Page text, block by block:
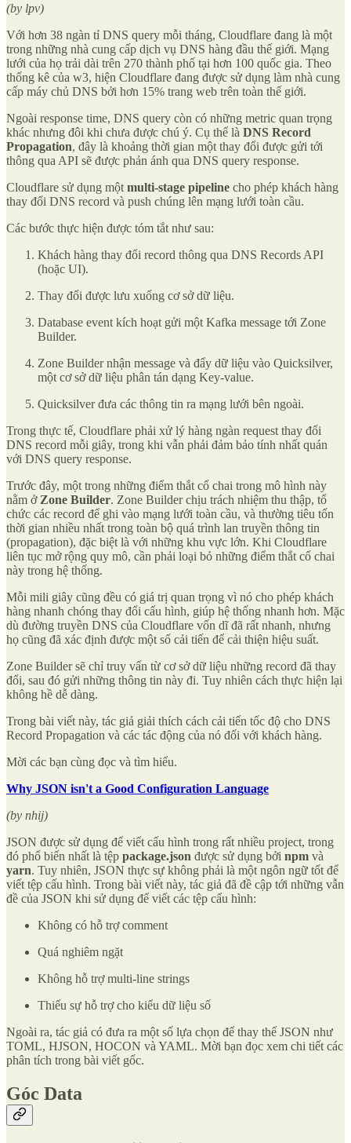
(by lpv)
Với hơn 38 ngàn tỉ DNS query mỗi tháng, Cloudflare đang là một
trong những nhà cung cấp dịch vụ DNS hàng đầu thế giới. Mạng
lưới của họ trải dài trên 270 thành phố tại hơn 100 quốc gia. Theo
thống kê của w3, hiện Cloudflare đang được sử dụng làm nhà cung
cấp máy chủ DNS bởi hơn 15% trang web trên toàn thế giới.
Ngoài response time, DNS query còn có những metric quan trọng
khác nhưng đôi khi chưa được chú ý. Cụ thể là DNS Record
Propagation, đây là khoảng thời gian một thay đổi được gửi tới
thông qua API sẽ được phản ánh qua DNS query response.
Cloudflare sử dụng một multi-stage pipeline cho phép khách hàng
thay đổi DNS record và push chúng lên mạng lưới toàn cầu.
Các bước thực hiện được tóm tắt như sau:
Khách hàng thay đổi record thông qua DNS Records API
(hoặc UI).
Thay đổi được lưu xuống cơ sở dữ liệu.
Database event kích hoạt gửi một Kafka message tới Zone
Builder.
Zone Builder nhận message và đẩy dữ liệu vào Quicksilver,
một cơ sở dữ liệu phân tán dạng Key-value.
Quicksilver đưa các thông tin ra mạng lưới bên ngoài.
Trong thực tế, Cloudflare phải xử lý hàng ngàn request thay đổi
DNS record mỗi giây, trong khi vẫn phải đảm bảo tính nhất quán
với DNS query response.
Trước đây, một trong những điểm thắt cổ chai trong mô hình này
nằm ở Zone Builder. Zone Builder chịu trách nhiệm thu thập, tổ
chức các record để ghi vào mạng lưới toàn cầu, và thường tiêu tốn
thời gian nhiều nhất trong toàn bộ quá trình lan truyền thông tin
(propagation), đặc biệt là với những khu vực lớn. Khi Cloudflare
liên tục mở rộng quy mô, cần phải loại bỏ những điểm thắt cổ chai
này trong hệ thống.
Mỗi mili giây cũng đều có giá trị quan trọng vì nó cho phép khách
hàng nhanh chóng thay đổi cấu hình, giúp hệ thống nhanh hơn. Mặc
dù đường truyền DNS của Cloudflare vốn dĩ đã rất nhanh, nhưng
họ cũng đã xác định được một số cải tiến để cải thiện hiệu suất.
Zone Builder sẽ chỉ truy vấn từ cơ sở dữ liệu những record đã thay
đổi, sau đó gửi những thông tin này đi. Tuy nhiên cách thực hiện lại
không hề dễ dàng.
Trong bài viết này, tác giả giải thích cách cải tiến tốc độ cho DNS
Record Propagation và các tác động của nó đối với khách hàng.
Mời các bạn cùng đọc và tìm hiểu.
Why JSON isn't a Good Configuration Language
(by nhij)
JSON được sử dụng để viết cấu hình trong rất nhiều project, trong
đó phổ biến nhất là tệp package.json được sử dụng bởi npm và
yarn. Tuy nhiên, JSON thực sự không phải là một ngôn ngữ tốt để
viết tệp cấu hình. Trong bài viết này, tác giả đã đề cập tới những vẫn
đề của JSON khi sử dụng để viết các tệp cấu hình:
Không có hỗ trợ comment
Quá nghiêm ngặt
Không hỗ trợ multi-line strings
Thiếu sự hỗ trợ cho kiểu dữ liệu số
Ngoài ra, tác giả có đưa ra một số lựa chọn để thay thế JSON như
TOML, HJSON, HOCON và YAML. Mời bạn đọc xem chi tiết các
phân tích trong bài viết gốc.
Góc Data